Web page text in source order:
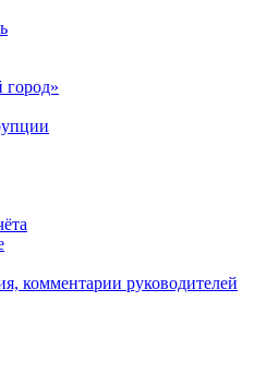
комментарии руководителей